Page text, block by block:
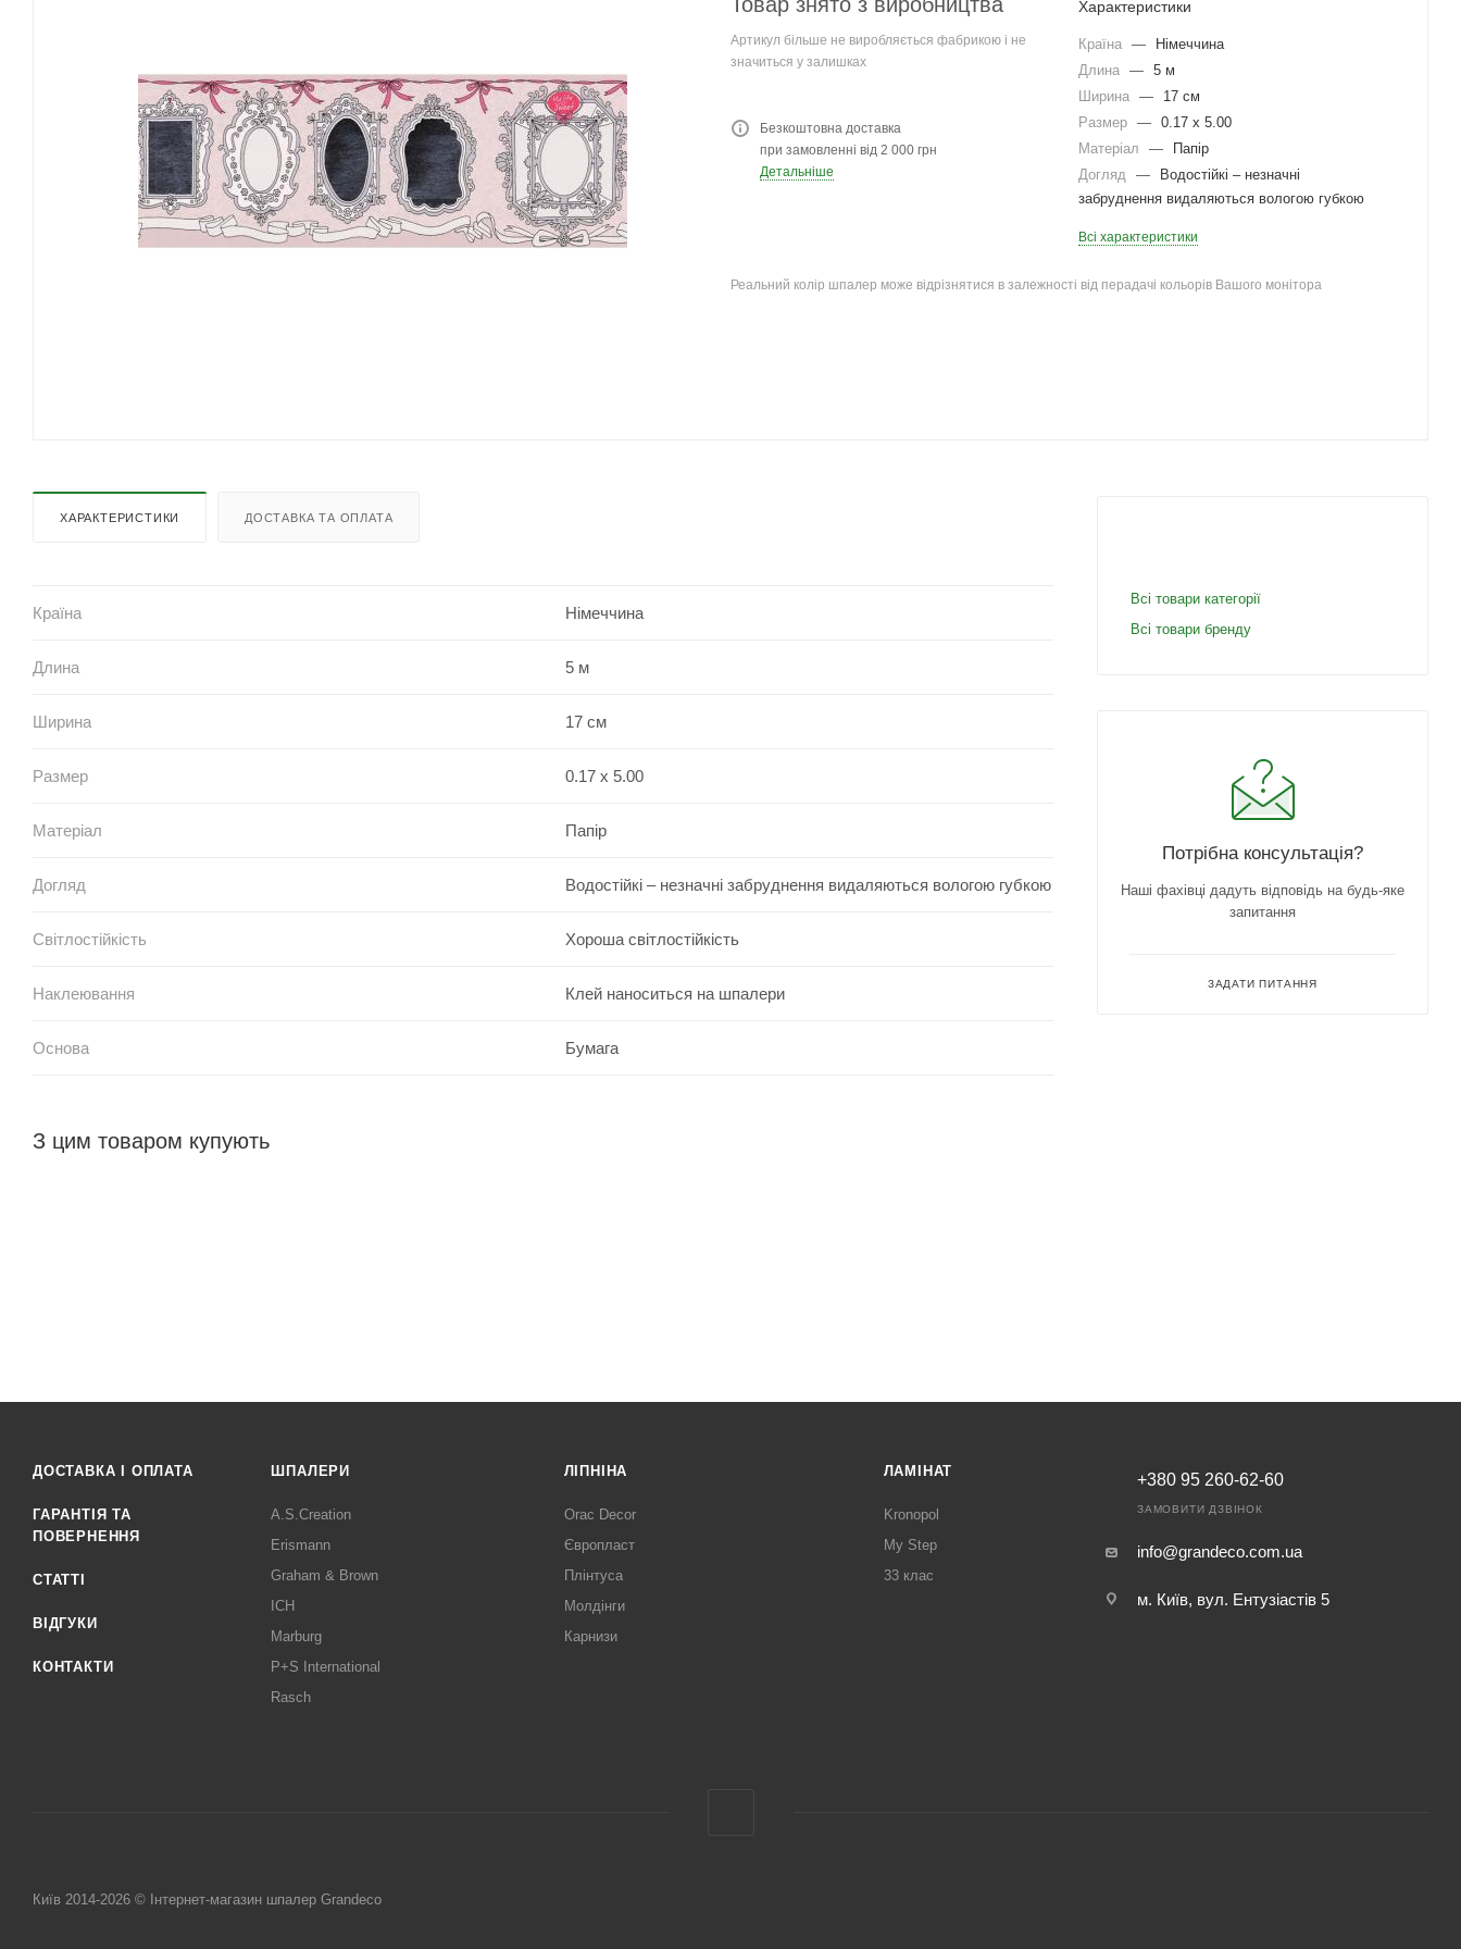
Артикул більше не виробляється фабрикою і не
значиться у залишках
Безкоштовна доставка
при замовленні від 2 000 грн
Детальніше
Характеристики
Країна —
Німеччина
Длина — 5 м
Ширина —
17 см
Размер — 0.17 x 5.00
Матеріал
—
Папір
Догляд —
Водостійкі – незначні
забруднення видаляються вологою губкою
Всі характеристики
Реальний колір шпалер може відрізнятися в залежності від перадачі кольорів Вашого монітора
ХАРАКТЕРИСТИКИ ДОСТАВКА ТА ОПЛАТА
Країна Німеччина
Длина 5 м
Ширина 17 см
Размер 0.17 x 5.00
Матеріал Папір
Догляд Водостійкі – незначні забруднення видаляються вологою губкою
Світлостійкість Хороша світлостійкість
Наклеювання Клей наноситься на шпалери
Основа Бумага
З цим товаром купують
Всі товари категорії
Всі товари бренду
Потрібна консультація?
Наші фахівці дадуть відповідь на будь-яке
запитання
ЗАДАТИ ПИТАННЯ
ДОСТАВКА І ОПЛАТА
ГАРАНТІЯ ТА
ПОВЕРНЕННЯ
СТАТТІ
ВІДГУКИ
КОНТАКТИ
ШПАЛЕРИ
A.S.Creation
Erismann
Graham & Brown
ICH
Marburg
P+S International
Rasch
ЛІПНІНА
Orac Decor
Європласт
Плінтуса
Молдінги
Карнизи
ЛАМІНАТ
Kronopol
My Step
33 клас
+380 95 260-62-60
ЗАМОВИТИ ДЗВІНОК
info@grandeco.com.ua
м. Київ, вул. Ентузіастів 5
Київ 2014-2026 © Інтернет-магазин шпалер Grandeco